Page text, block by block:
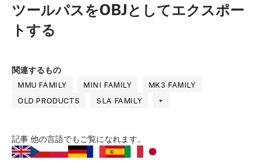
ツールパスをOBJとしてエクスポー
トする
関連するもの
MMU FAMILY MINI FAMILY
MK3 FAMILY
OLD PRODUCTS
SLA FAMILY +
記事 他の言語でもご覧になれます。